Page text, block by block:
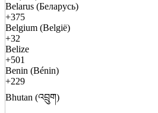
Belarus (Беларусь)
+375
Belgium (België)
+32
Belize
+501
Benin (Bénin)
+229
Bhutan (འབྲུག)